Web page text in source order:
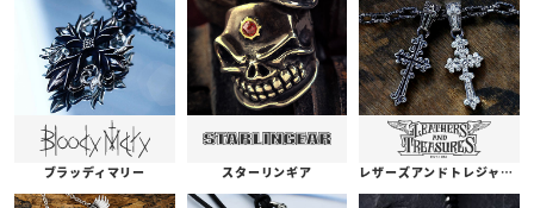
ブラッディマリー スターリンギア レザーズアンドトレジャーズ